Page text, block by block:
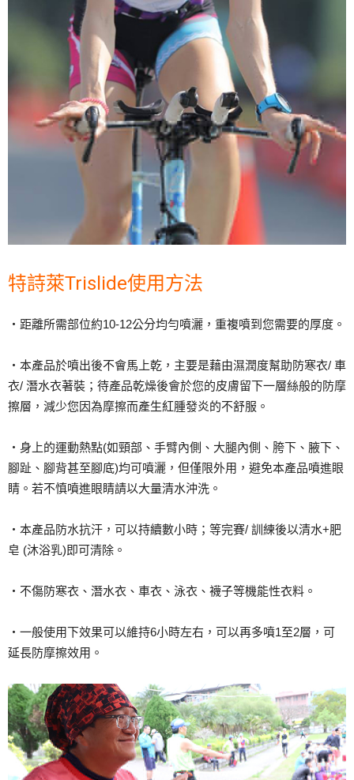
特詩萊Trislide使用方法
・距離所需部位約10-12公分均勻噴灑，重複噴到您需要的厚度。
・本產品於噴出後不會馬上乾，主要是藉由濕潤度幫助防寒衣/ 車
衣/ 潛水衣著裝；待產品乾燥後會於您的皮膚留下一層絲般的防摩
擦層，減少您因為摩擦而產生紅腫發炎的不舒服。
・身上的運動熱點(如頸部、手臂內側、大腿內側、胯下、腋下、
腳趾、腳背甚至腳底)均可噴灑，但僅限外用，避免本產品噴進眼
睛。若不慎噴進眼睛請以大量清水沖洗。
・本產品防水抗汗，可以持續數小時；等完賽/ 訓練後以清水+肥
皂 (沐浴乳)即可清除。
・不傷防寒衣、潛水衣、車衣、泳衣、襪子等機能性衣料。
・一般使用下效果可以維持6小時左右，可以再多噴1至2層，可
延長防摩擦效用。